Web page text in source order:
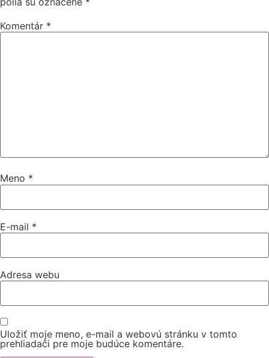
Komentár *
Meno *
E-mail *
Adresa webu
Uložiť moje meno, e-mail a webovú stránku v tomto
prehliadači pre moje budúce komentáre.